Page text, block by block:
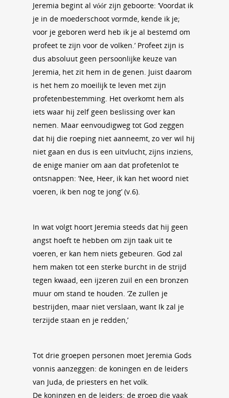
Jeremia begint al vóór zijn geboorte: ‘Voordat ik
je in de moederschoot vormde, kende ik je;
voor je geboren werd heb ik je al bestemd om
profeet te zijn voor de volken.’ Profeet zijn is
dus absoluut geen persoonlijke keuze van
Jeremia, het zit hem in de genen. Juist daarom
is het hem zo moeilijk te leven met zijn
profetenbestemming. Het overkomt hem als
iets waar hij zelf geen beslissing over kan
nemen. Maar eenvoudigweg tot God zeggen
dat hij die roeping niet aanneemt, zo ver wil hij
niet gaan en dus is een uitvlucht, zijns inziens,
de enige manier om aan dat profetenlot te
ontsnappen: ‘Nee, Heer, ik kan het woord niet
voeren, ik ben nog te jong’ (v.6).
In wat volgt hoort Jeremia steeds dat hij geen
angst hoeft te hebben om zijn taak uit te
voeren, er kan hem niets gebeuren. God zal
hem maken tot een sterke burcht in de strijd
tegen kwaad, een ijzeren zuil en een bronzen
muur om stand te houden. ‘Ze zullen je
bestrijden, maar niet verslaan, want Ik zal je
terzijde staan en je redden,’
Tot drie groepen personen moet Jeremia Gods
vonnis aanzeggen: de koningen en de leiders
van Juda, de priesters en het volk.
De koningen en de leiders: de groep die vaak